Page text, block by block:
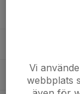
35. Sixten
37. Viggo
Vi
webbplats